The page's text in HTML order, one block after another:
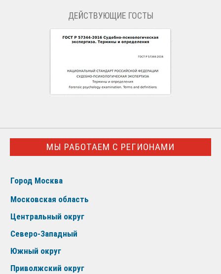
ДЕЙСТВУЮЩИЕ ГОСТЫ
МЫ РАБОТАЕМ С РЕГИОНАМИ
Город Москва
Московская область
Центральный округ
Северо-Западный
Южный округ
Приволжский округ